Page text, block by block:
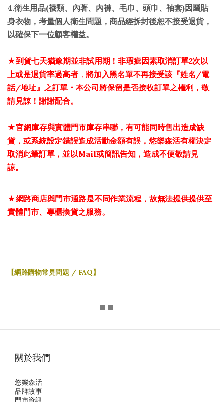
4.衛生用品(襪類、內著、內褲、毛巾、頭巾、袖套)因屬貼
身衣物 ， 考量個人衛生問題，商品經拆封後恕不接受退貨，
以確保下一位顧客權益。
★到貨七天猶豫期並非試用期！ 非瑕疵因素取消訂單2次以
上或是退貨率過高者，將加入黑名單不再接受該『姓名/電
話/地址』之訂單・本公司將保留是否接收訂單之權利，敬
請見諒！謝謝配合。
★官網庫存與實體門市庫存串聯，有可能同時售出造成缺
貨，或系統設定錯誤造成活動金額有誤，悠樂森活有權決定
取消此筆訂單，並以Mail或簡訊告知，造成不便敬請見
諒。
★網路商店與門市通路是不同作業流程，故無法提供提供至
實體門市、專櫃換貨之服務。
【網路購物常見問題 / FAQ】
關於我們
悠樂森活
品牌故事
門市資訊